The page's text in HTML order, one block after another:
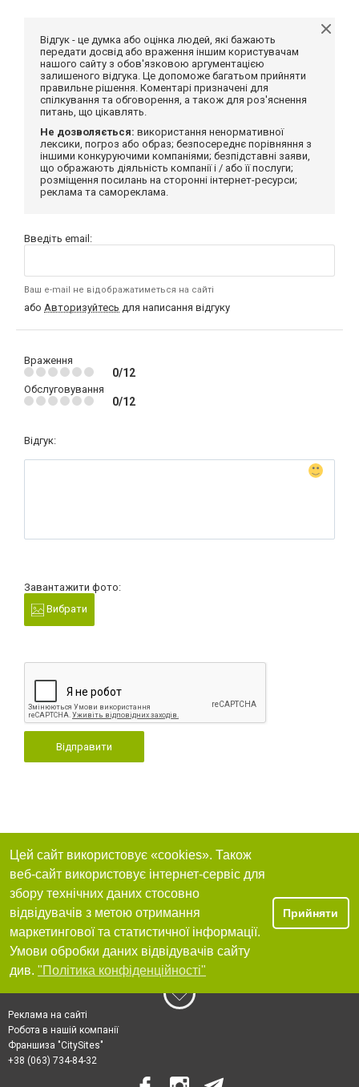
Відгук - це думка або оцінка людей, які бажають
передати досвід або враження іншим користувачам
нашого сайту з обов'язковою аргументацією
залишеного відгука. Це допоможе багатьом прийняти
правильне рішення. Коментарі призначені для
спілкування та обговорення, а також для роз'яснення
питань, що цікавлять.
Не дозволяється: використання ненормативної
лексики, погроз або образ; безпосереднє порівняння з
іншими конкуруючими компаніями; безпідставні заяви,
що ображають діяльність компанії і / або її послуги;
розміщення посилань на сторонні інтернет-ресурси;
реклама та самореклама.
Введіть email:
Ваш e-mail не відображатиметься на сайті
або Авторизуйтесь для написання відгуку
Враження
0/12
Обслуговування
0/12
Відгук:
Завантажити фото:
Вибрати
Відправити
Цей сайт використовує «cookies». Також
веб-сайт використовує інтернет-сервіс для
збору технічних даних стосовно
відвідувачів з метою отримання
маркетингової та статистичної інформації.
Умови обробки даних відвідувачів сайту
див. "Політика конфіденційності"
Прийняти
Реклама на сайті
Робота в нашій компанії
Франшиза "CitySites"
+38 (063) 734-84-32